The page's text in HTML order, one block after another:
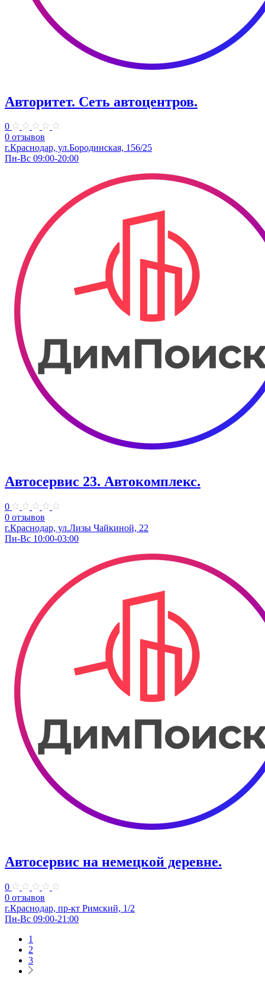
Авторитет. ​Сеть автоцентров.
0
0 отзывов
г.Краснодар, ул.Бородинская, 156/25
Пн-Вс 09:00-20:00
Автосервис 23. Автокомплекс.
0
0 отзывов
г.Краснодар, ул.Лизы Чайкиной, 22
Пн-Вс 10:00-03:00
Автосервис на немецкой деревне.
0
0 отзывов
г.Краснодар, пр-кт Римский, 1/2
Пн-Вс 09:00-21:00
1
2
3